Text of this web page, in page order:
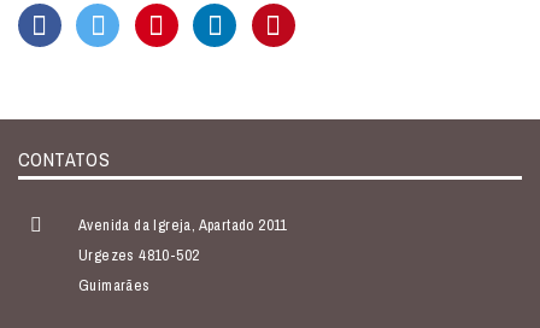
CONTATOS
Avenida da Igreja, Apartado 2011
Urgezes 4810-502
Guimarães